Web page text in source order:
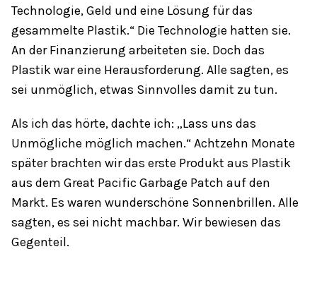
Technologie, Geld und eine Lösung für das
gesammelte Plastik.“ Die Technologie hatten sie.
An der Finanzierung arbeiteten sie. Doch das
Plastik war eine Herausforderung. Alle sagten, es
sei unmöglich, etwas Sinnvolles damit zu tun.
Als ich das hörte, dachte ich: „Lass uns das
Unmögliche möglich machen.“ Achtzehn Monate
später brachten wir das erste Produkt aus Plastik
aus dem Great Pacific Garbage Patch auf den
Markt. Es waren wunderschöne Sonnenbrillen. Alle
sagten, es sei nicht machbar. Wir bewiesen das
Gegenteil.